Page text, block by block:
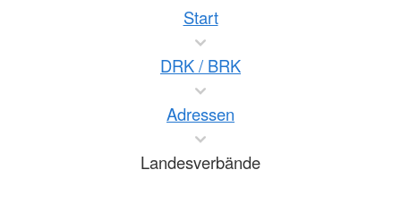
Start
DRK / BRK
Adressen
Landesverbände